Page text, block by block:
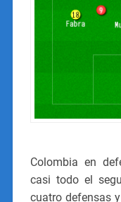
Colombia en
casi todo el
cuatro defensas